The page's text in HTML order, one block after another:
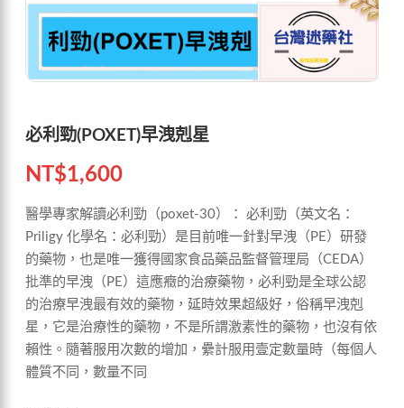
必利勁(POXET)早洩剋星
NT$1,600
醫學專家解讀必利勁（poxet-30）： 必利勁（英文名：
Priligy 化學名：必利勁）是目前唯一針對早洩（PE）研發
的藥物，也是唯一獲得國家食品藥品監督管理局（CEDA）
批準的早洩（PE）這應癥的治療藥物，必利勁是全球公認
的治療早洩最有效的藥物，延時效果超級好，俗稱早洩剋
星，它是治療性的藥物，不是所謂激素性的藥物，也沒有依
賴性。隨著服用次數的增加，纍計服用壹定數量時（每個人
體質不同，數量不同